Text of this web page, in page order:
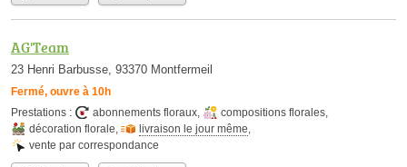
AG'Team
23 Henri Barbusse, 93370 Montfermeil
Fermé, ouvre à 10h
Prestations :
abonnements floraux compositions florales
décoration florale
livraison le jour même
vente par correspondance